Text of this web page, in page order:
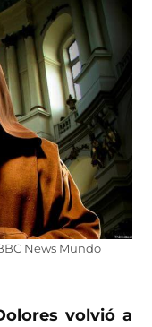
News Mundo
volvió a